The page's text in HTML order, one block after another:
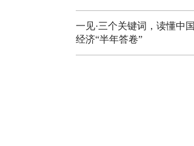
一见·三个关键词，读懂中国
经济“半年答卷”